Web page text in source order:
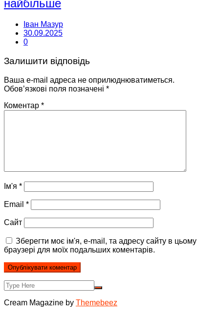
найбільше
Іван Мазур
30.09.2025
0
Залишити відповідь
Ваша e-mail адреса не оприлюднюватиметься.
Обов’язкові поля позначені *
Коментар *
Ім'я *
Email *
Сайт
Зберегти моє ім'я, e-mail, та адресу сайту в цьому
браузері для моїх подальших коментарів.
Cream Magazine by Themebeez